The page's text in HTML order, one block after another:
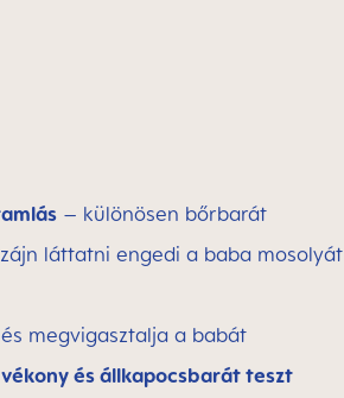
– különösen bőrbarát
láttatni engedi a baba mosolyát
megvigasztalja a babát
és állkapocsbarát teszt